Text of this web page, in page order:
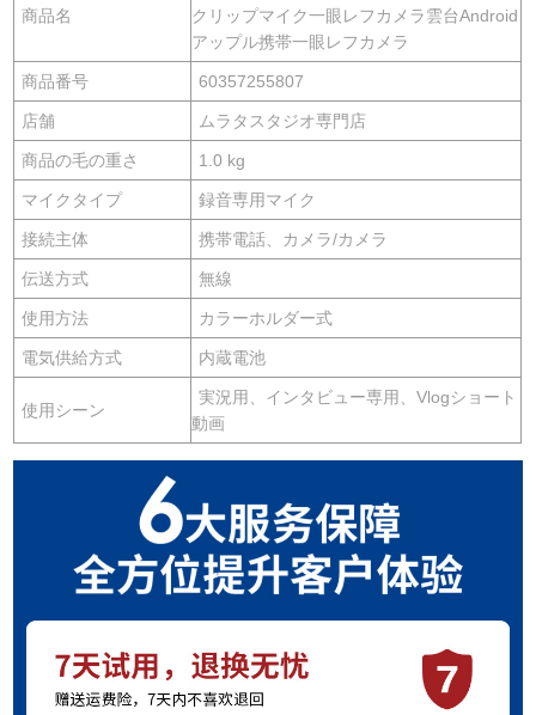
商品名
クリップマイク一眼レフカメラ雲台Android
アップル携帯一眼レフカメラ
商品番号 60357255807
店舗 ムラタスタジオ専門店
商品の毛の重さ 1.0 kg
マイクタイプ 録音専用マイク
接続主体 携帯電話、カメラ/カメラ
伝送方式 無線
使用方法 カラーホルダー式
電気供給方式 内蔵電池
使用シーン
実況用、インタビュー専用、Vlogショート
動画